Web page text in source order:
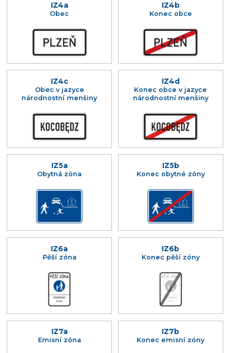
IZ4a
Obec
IZ4b
Konec obce
IZ4c
Obec v jazyce
národnostní menšiny
IZ4d
Konec obce v jazyce
národnostní menšiny
IZ5a
Obytná zóna
IZ5b
Konec obytné zóny
IZ6a
Pěší zóna
IZ6b
Konec pěší zóny
IZ7a
Emisní zóna
IZ7b
Konec emisní zóny